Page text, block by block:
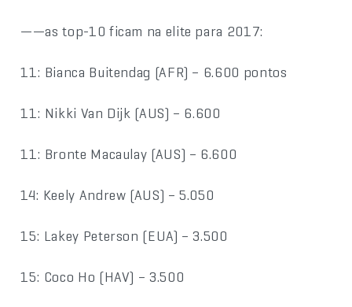
——as top-10 ficam na elite para 2017:
11: Bianca Buitendag (AFR) – 6.600 pontos
11: Nikki Van Dijk (AUS) – 6.600
11: Bronte Macaulay (AUS) – 6.600
14: Keely Andrew (AUS) – 5.050
15: Lakey Peterson (EUA) – 3.500
15: Coco Ho (HAV) – 3.500